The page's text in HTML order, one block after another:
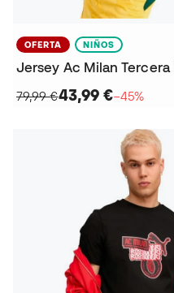
OFERTA NIÑOS
79,99 €43,99 €−45%